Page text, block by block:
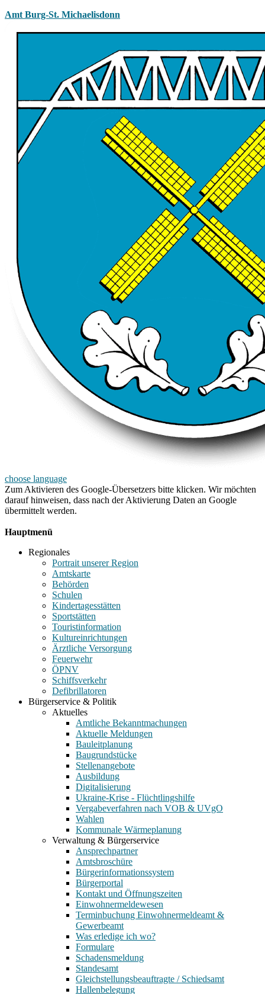
Amt Burg-St. Michaelisdonn
choose language
Zum Aktivieren des Google-Übersetzers bitte klicken. Wir möchten
darauf hinweisen, dass nach der Aktivierung Daten an Google
übermittelt werden.
Hauptmenü
Regionales
Portrait unserer Region
Amtskarte
Behörden
Schulen
Kindertagesstätten
Sportstätten
Touristinformation
Kultureinrichtungen
Ärztliche Versorgung
Feuerwehr
ÖPNV
Schiffsverkehr
Defibrillatoren
Bürgerservice & Politik
Aktuelles
Amtliche Bekanntmachungen
Aktuelle Meldungen
Bauleitplanung
Baugrundstücke
Stellenangebote
Ausbildung
Digitalisierung
Ukraine-Krise - Flüchtlingshilfe
Vergabeverfahren nach VOB & UVgO
Wahlen
Kommunale Wärmeplanung
Verwaltung & Bürgerservice
Ansprechpartner
Amtsbroschüre
Bürgerinformationssystem
Bürgerportal
Kontakt und Öffnungszeiten
Einwohnermeldewesen
Terminbuchung Einwohnermeldeamt &
Gewerbeamt
Was erledige ich wo?
Formulare
Schadensmeldung
Standesamt
Gleichstellungsbeauftragte / Schiedsamt
Hallenbelegung